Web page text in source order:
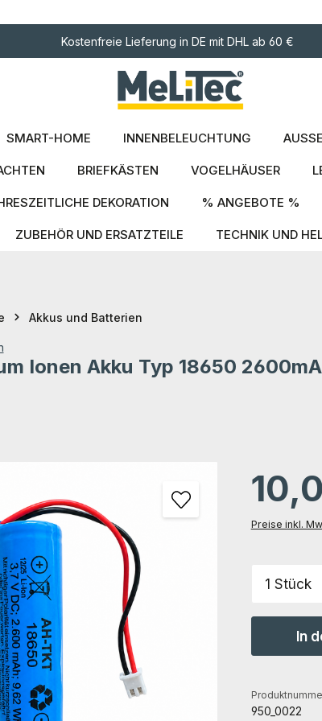
Kostenfreie Lieferung in DE mit DHL ab 60 €
SMART-HOME INNENBELEUCHTUNG
BRIEFKÄSTEN VOGELHÄUSER
DEKORATION % ANGEBOTE %
ZUBEHÖR UND ERSATZTEILE TECHNIK UND
Akkus und Batterien
von 0 von 5 Sternen
Ionen Akku Typ 18650
Preise inkl.
In
950_0022